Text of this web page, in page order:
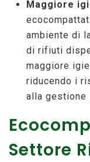
Maggiore
ambiente di
di rifiuti
maggiore
riducendo i
alla gestione
Settore